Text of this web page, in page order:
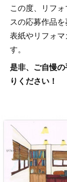
この度、リフ
スの応募作品
表紙やリフォ
す。
是非、ご自慢
りください！